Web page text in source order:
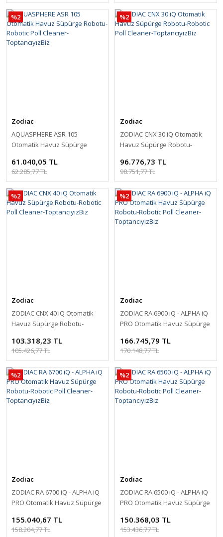
%2
Zodiac
AQUASPHERE ASR 105
Otomatik Havuz Süpürge
ToptancıyızBiz
61.040,05 TL
62.285,77 TL
%2
Zodiac
ZODIAC CNX 30 iQ Otomatik
Havuz Süpürge Robotu-
ToptancıyızBiz
96.776,73 TL
98.751,77 TL
%2
Zodiac
ZODIAC CNX 40 iQ Otomatik
Havuz Süpürge Robotu-
ToptancıyızBiz
103.318,23 TL
105.426,77 TL
%2
Zodiac
ZODIAC RA 6900 iQ - ALPHA iQ
PRO Otomatik Havuz Süpürge
ToptancıyızBiz
166.745,79 TL
170.148,77 TL
%2
Zodiac
ZODIAC RA 6700 iQ - ALPHA iQ
PRO Otomatik Havuz Süpürge
ToptancıyızBiz
155.040,67 TL
158.204,77 TL
%2
Zodiac
ZODIAC RA 6500 iQ - ALPHA iQ
PRO Otomatik Havuz Süpürge
ToptancıyızBiz
150.368,03 TL
153.436,77 TL